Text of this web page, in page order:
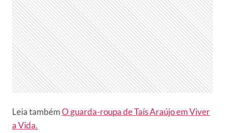
Leia tambémO guarda-roupa de Taís Araújo em Viver
a Vida.